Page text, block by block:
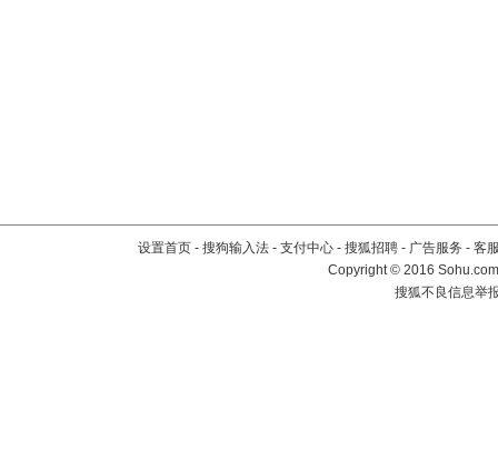
设置首页 - 搜狗输入法 - 支付中心 - 搜狐招聘 - 广告服务 - 客
Copyright©2016
搜狐不良信息举